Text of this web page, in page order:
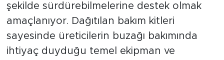
şekilde sürdürebilmelerine destek olmak
amaçlanıyor. Dağıtılan bakım kitleri
sayesinde üreticilerin buzağı bakımında
ihtiyaç duyduğu temel ekipman ve